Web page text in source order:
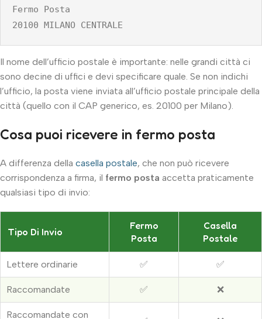
Fermo Posta
20100 MILANO CENTRALE
Il nome dell’ufficio postale è importante: nelle grandi città ci
sono decine di uffici e devi specificare quale. Se non indichi
l’ufficio, la posta viene inviata all’ufficio postale principale della
città (quello con il CAP generico, es. 20100 per Milano).
Cosa puoi ricevere in fermo posta
A differenza della casella postale, che non può ricevere
corrispondenza a firma, il fermo posta accetta praticamente
qualsiasi tipo di invio:
Tipo Di Invio
Fermo
Posta
Casella
Postale
Lettere ordinarie ✅ ✅
Raccomandate ✅ ❌
Raccomandate con